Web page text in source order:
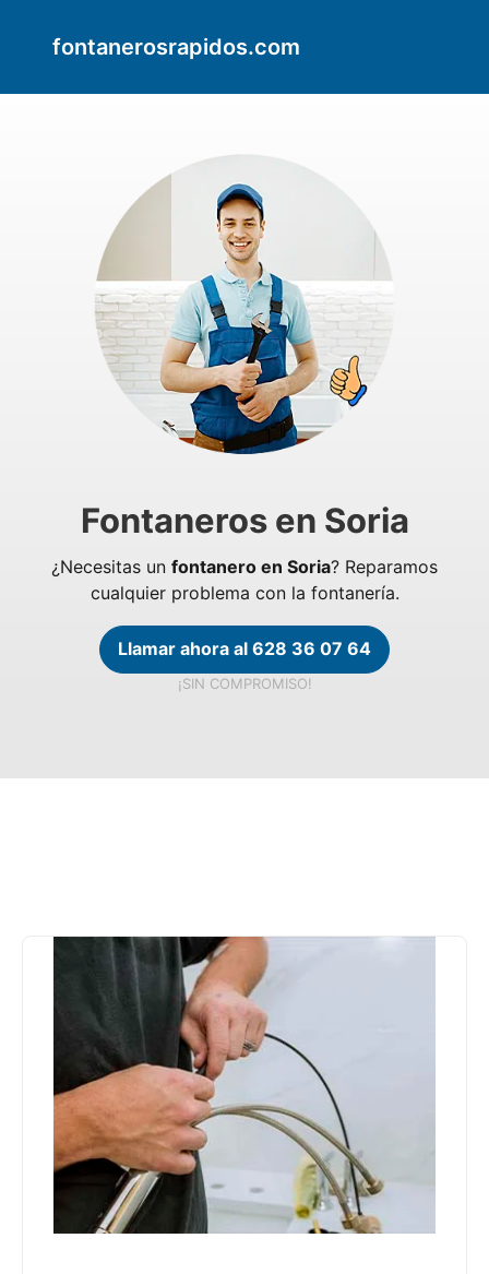
fontanerosrapidos.com
Fontaneros en Soria
¿Necesitas un fontanero en Soria? Reparamos
cualquier problema con la fontanería.
Llamar ahora al 628 36 07 64
¡SIN COMPROMISO!